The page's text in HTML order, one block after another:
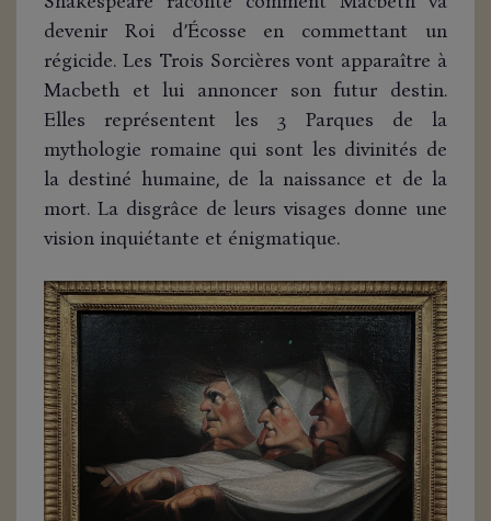
devenir Roi d’Écosse en commettant un
régicide. Les Trois Sorcières vont apparaître à
Macbeth et lui annoncer son futur destin.
Elles représentent les 3 Parques de la
mythologie romaine qui sont les divinités de
la destiné humaine, de la naissance et de la
mort. La disgrâce de leurs visages donne une
vision inquiétante et énigmatique.